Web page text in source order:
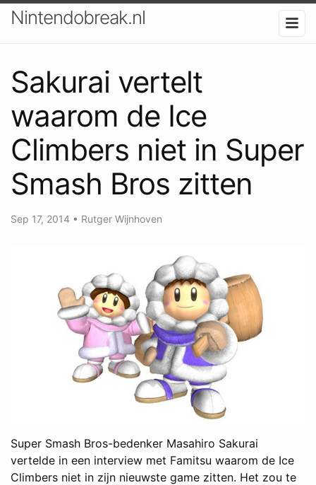
Nintendobreak.nl
Sakurai vertelt
waarom de Ice
Climbers niet in Super
Smash Bros zitten
Sep 17, 2014 • Rutger Wijnhoven
Super Smash Bros-bedenker Masahiro Sakurai
vertelde in een interview met Famitsu waarom de Ice
Climbers niet in zijn nieuwste game zitten. Het zou te